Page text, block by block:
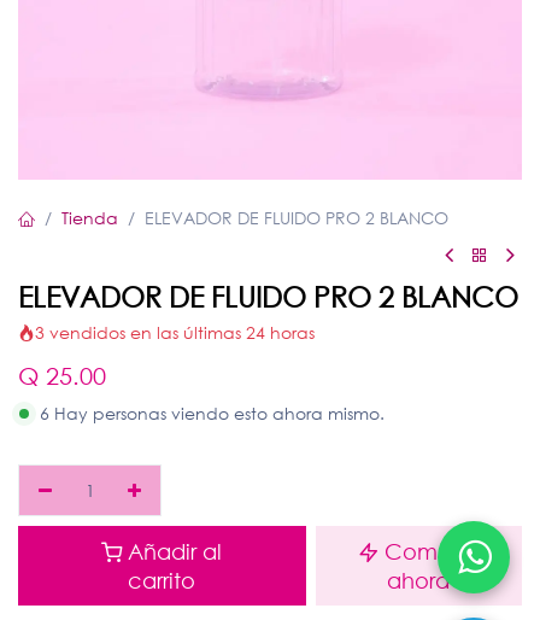
Tienda ELEVADOR DE FLUIDO PRO 2 BLANCO
ELEVADOR DE FLUIDO PRO 2 BLANCO
3 vendidos en las últimas 24 horas
Q 25.00
6 Hay personas viendo esto ahora mismo.
Añadir al
carrito
Comprar
ahora